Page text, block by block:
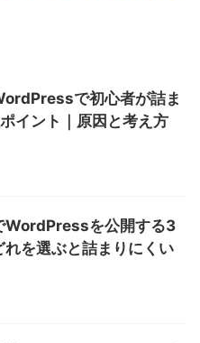
で初心者が詰ま
イント｜原因と考え方
WordPressを公開する3
れを選ぶと詰まりにくい